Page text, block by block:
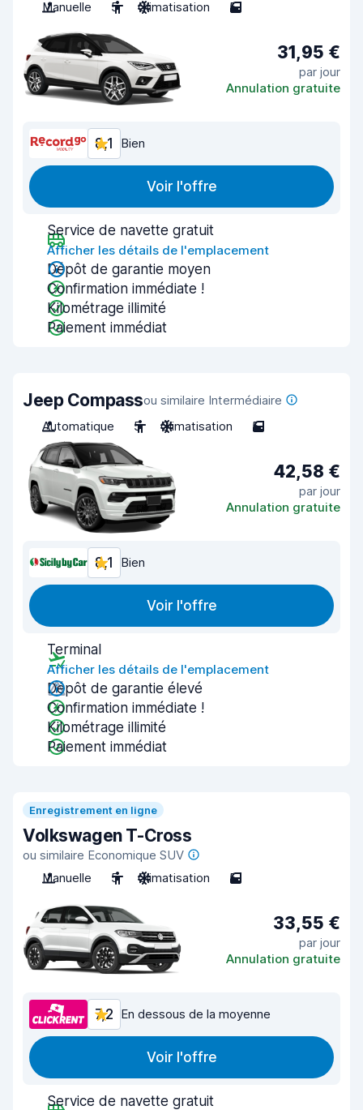
Manuelle
5 Climatisation 5
31,95 €
par jour
Annulation gratuite
8,1 Bien
Voir l'offre
Service de navette gratuit
Afficher les détails de l'emplacement
Dépôt de garantie moyen
Confirmation immédiate !
Kilométrage illimité
Paiement immédiat
Jeep Compassou similaire Intermédiaire
Automatique
5 Climatisation 5
42,58 €
par jour
Annulation gratuite
8,1 Bien
Voir l'offre
Terminal
Afficher les détails de l'emplacement
Dépôt de garantie élevé
Confirmation immédiate !
Kilométrage illimité
Paiement immédiat
Enregistrement en ligne
Volkswagen T-Cross
ou similaire Economique SUV
Manuelle
5 Climatisation 5
33,55 €
par jour
Annulation gratuite
7,2 En dessous de la moyenne
Voir l'offre
Service de navette gratuit